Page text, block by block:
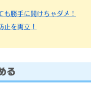
も勝手に開けちゃダメ！
止を両立！
る